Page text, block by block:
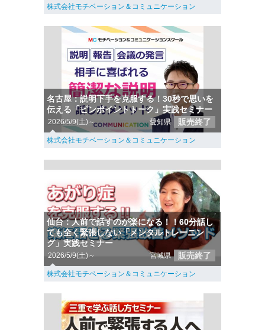
株式会社モチベーション＆コミュニケーション
名古屋：説明下手を克服する！30秒で思いを
伝える「ピンポイントトーク」実践セミナー
2026/5/9(土)～ 愛知県 販売終了
株式会社モチベーション＆コミュニケーション
仙台：人前で話すのが楽になる！！60分話し
ても全く緊張しない「メンタルトレーニン
グ」実践セミナー
2026/5/9(土)～ 宮城県 販売終了
株式会社モチベーション＆コミュニケーション